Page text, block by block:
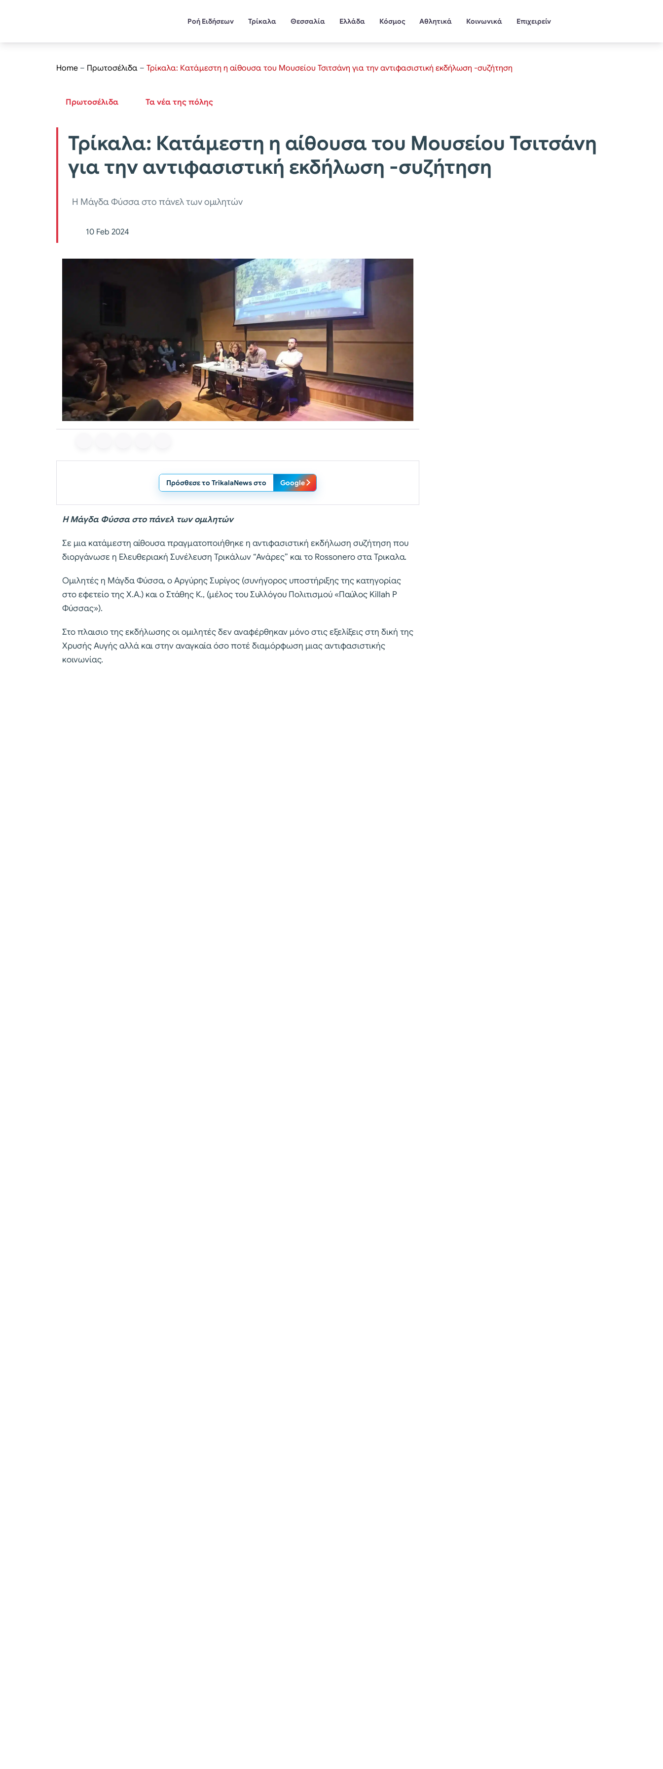
Ροή Ειδήσεων Τρίκαλα Θεσσαλία Ελλάδα Κόσμος Αθλητικά Κοινωνικά Επιχειρείν
Home – Πρωτοσέλιδα – Τρίκαλα: Κατάμεστη η αίθουσα του Μουσείου Τσιτσάνη για την αντιφασιστική εκδήλωση -συζήτηση
Πρωτοσέλιδα Τα νέα της πόλης
Τρίκαλα: Κατάμεστη η αίθουσα του Μουσείου Τσιτσάνη
για την αντιφασιστική εκδήλωση -συζήτηση
Η Μάγδα Φύσσα στο πάνελ των ομιλητών
10 Feb 2024
Πρόσθεσε το TrikalaNews στο Google
Η Μάγδα Φύσσα στο πάνελ των ομιλητών
Σε μια κατάμεστη αίθουσα πραγματοποιήθηκε η αντιφασιστική εκδήλωση συζήτηση που
διοργάνωσε η Ελευθεριακή Συνέλευση Τρικάλων “Ανάρες” και το Rossonero στα Τρικαλα.
Ομιλητές η Μάγδα Φύσσα, ο Αργύρης Συρίγος (συνήγορος υποστήριξης της κατηγορίας
στο εφετείο της Χ.Α.) και ο Στάθης Κ., (μέλος του Συλλόγου Πολιτισμού «Παύλος Killah P
Φύσσας»).
Στο πλαισιο της εκδήλωσης οι ομιλητές δεν αναφέρθηκαν μόνο στις εξελίξεις στη δική της
Χρυσής Αυγής αλλά και στην αναγκαία όσο ποτέ διαμόρφωση μιας αντιφασιστικής
κοινωνίας.